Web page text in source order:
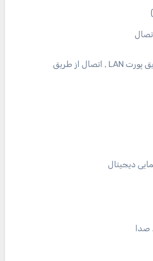
اتصال از طریق پورت LAN , اتصال از طریق
دیجیتال
صدا